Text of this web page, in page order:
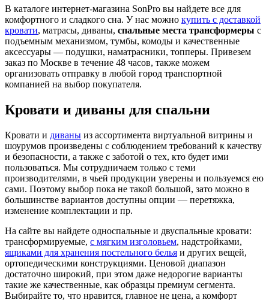
В каталоге интернет-магазина SonPro вы найдете все для
комфортного и сладкого сна. У нас можно купить с доставкой
кровати, матрасы, диваны, спальные места трансформеры с
подъемным механизмом, тумбы, комоды и качественные
аксессуары — подушки, наматрасники, топперы. Привезем
заказ по Москве в течение 48 часов, также можем
организовать отправку в любой город транспортной
компанией на выбор покупателя.
Кровати и диваны для спальни
Кровати и диваны из ассортимента виртуальной витрины и
шоурумов произведены с соблюдением требований к качеству
и безопасности, а также с заботой о тех, кто будет ими
пользоваться. Мы сотрудничаем только с теми
производителями, в чьей продукции уверены и пользуемся ею
сами. Поэтому выбор пока не такой большой, зато можно в
большинстве вариантов доступны опции — перетяжка,
изменение комплектации и пр.
На сайте вы найдете односпальные и двуспальные кровати:
трансформируемые, с мягким изголовьем, надстройками,
ящиками для хранения постельного белья и других вещей,
ортопедическими конструкциями. Ценовой диапазон
достаточно широкий, при этом даже недорогие варианты
такие же качественные, как образцы премиум сегмента.
Выбирайте то, что нравится, главное не цена, а комфорт